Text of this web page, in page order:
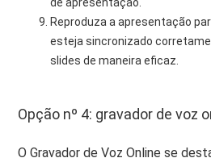
de apresentação.
Reproduza a apresentação
esteja sincronizado
slides de maneira eficaz.
Opção nº 4: gravador de voz
O Gravador de Voz Online se